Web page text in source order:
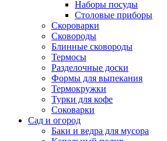
Наборы посуды
Столовые приборы
Скороварки
Сковороды
Блинные сковороды
Термосы
Разделочные доски
Формы для выпекания
Термокружки
Турки для кофе
Соковарки
Сад и огород
Баки и ведра для мусора